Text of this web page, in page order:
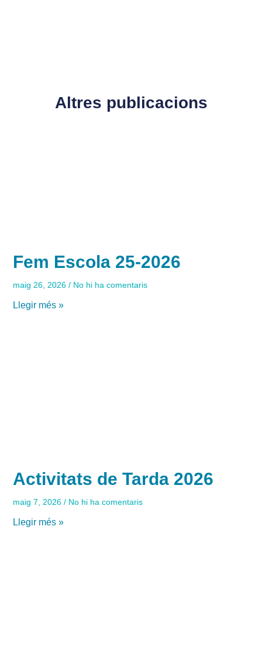
Altres publicacions
Fem Escola 25-2026
maig 26, 2026 No hi ha comentaris
Llegir més »
Activitats de Tarda 2026
maig 7, 2026 No hi ha comentaris
Llegir més »